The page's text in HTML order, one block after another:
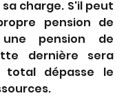
charge. S'il peut
pension de
pension de
dernière sera
dépasse le